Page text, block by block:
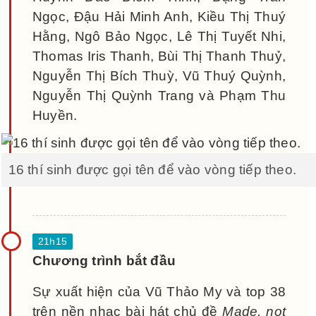
Ngọc, Đậu Hải Minh Anh, Kiều Thị Thuý
Hằng, Ngô Bảo Ngọc, Lê Thị Tuyết Nhi,
Thomas Iris Thanh, Bùi Thị Thanh Thuỷ,
Nguyễn Thị Bích Thuỳ, Vũ Thuý Quỳnh,
Nguyễn Thị Quỳnh Trang và Phạm Thu
Huyền.
16 thí sinh được gọi tên để vào vòng tiếp theo.
Chương trình bắt đầu
Sự xuất hiện của Vũ Thảo My và top 38
trên nền nhạc bài hát chủ đềMade, not